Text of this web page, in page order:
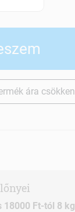
ára csökken
18000 Ft-tól 8 kg